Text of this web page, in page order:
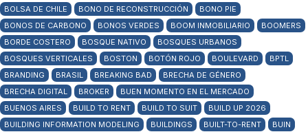
BOLSA DE CHILE
BONO DE RECONSTRUCCIÓN
BONO PIE
BONOS DE CARBONO
BONOS VERDES BOOM INMOBILIARIO
BOOMERS
BORDE COSTERO
BOSQUE NATIVO
BOSQUES URBANOS
BOSQUES VERTICALES
BOSTON BOTÓN ROJO BOULEVARD
BPTL
BRANDING
BRASIL BREAKING BAD
BRECHA DE GÉNERO
BRECHA DIGITAL
BROKER
BUEN MOMENTO EN EL MERCADO
BUENOS AIRES
BUILD TO RENT BUILD TO SUIT
BUILD UP 2026
BUILDING INFORMATION MODELING
BUILDINGS BUILT-TO-RENT
BUIN